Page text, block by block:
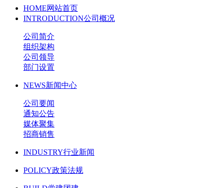
HOME网站首页
INTRODUCTION公司概况
公司简介
组织架构
公司领导
部门设置
NEWS新闻中心
公司要闻
通知公告
媒体聚集
招商销售
INDUSTRY行业新闻
POLICY政策法规